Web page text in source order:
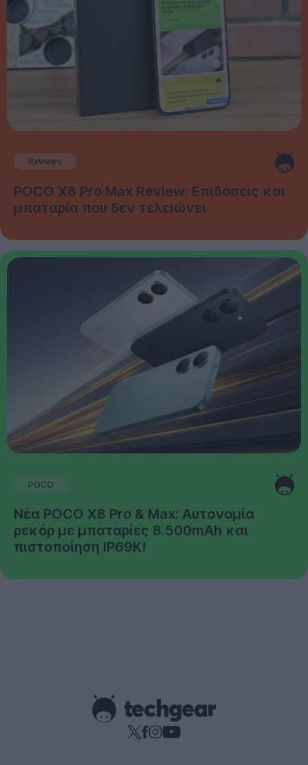
Reviews
POCO X8 Pro Max Review: Επιδόσεις και
μπαταρία που δεν τελειώνει
POCO
Νέα POCO X8 Pro & Max: Αυτονομία
ρεκόρ με μπαταρίες 8.500mAh και
πιστοποίηση IP69K!